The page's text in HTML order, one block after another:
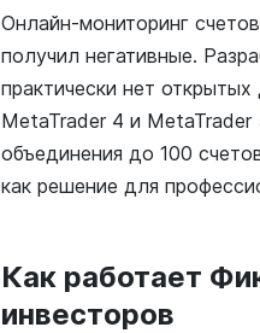
Онлайн-мониторинг
получил негативные.
практически нет
MetaTrader 4 и
объединения до 100
как решение для
Как работает
инвесторов